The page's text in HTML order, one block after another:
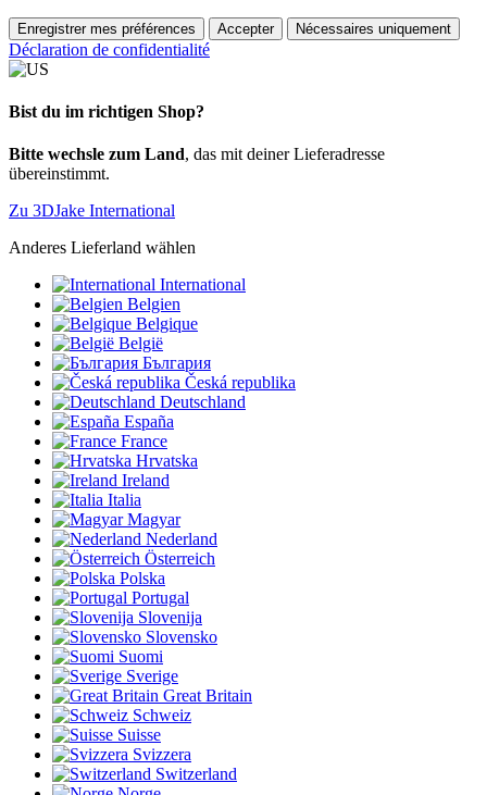
Enregistrer mes préférences Accepter Nécessaires uniquement
Déclaration de confidentialité
Bist du im richtigen Shop?
Bitte wechsle zum Land, das mit deiner Lieferadresse
übereinstimmt.
Zu 3DJake International
Anderes Lieferland wählen
International
Belgien
Belgique
België
България
Česká republika
Deutschland
España
France
Hrvatska
Ireland
Italia
Magyar
Nederland
Österreich
Polska
Portugal
Slovenija
Slovensko
Suomi
Sverige
Great Britain
Schweiz
Suisse
Svizzera
Switzerland